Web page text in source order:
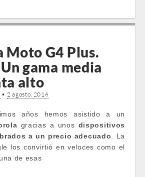
G4 Plus.
gama media
alto
• 2 agosto, 2016
años hemos asistido a un
gracias a unos dispositivos
a un precio adecuado . La
los convirtió en veloces como el
de esas